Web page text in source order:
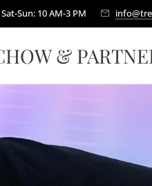
Sun: 10 AM-3 PM
&